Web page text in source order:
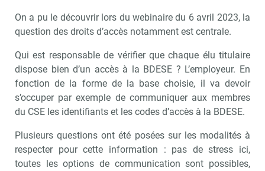
On a pu le découvrir lors du webinaire du 6 avril 2023, la
question des droits d’accès notamment est centrale.
Qui est responsable de vérifier que chaque élu titulaire
dispose bien d’un accès à la BDESE ? L’employeur. En
fonction de la forme de la base choisie, il va devoir
s’occuper par exemple de communiquer aux membres
du CSE les identifiants et les codes d’accès à la BDESE.
Plusieurs questions ont été posées sur les modalités à
respecter pour cette information : pas de stress ici,
toutes les options de communication sont possibles,
!
tard